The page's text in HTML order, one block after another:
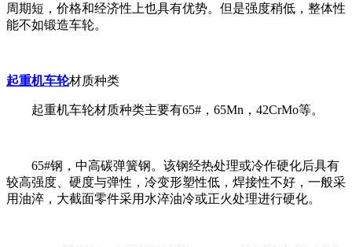
周期短，价格和经济性上也具有优势。但是强度稍低，整体性
能不如锻造车轮。
起重机车轮材质种类
起重机车轮材质种类主要有65#，65Mn，42CrMo等。
65#钢，中高碳弹簧钢。该钢经热处理或冷作硬化后具有
较高强度、硬度与弹性，冷变形塑性低，焊接性不好，一般采
用油淬，大截面零件采用水淬油冷或正火处理进行硬化。